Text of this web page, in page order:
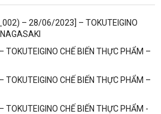
– 28/06/2023] – TOKUTEIGINO
CHẾ BIẾN THỰC PHẨM –
CHẾ BIẾN THỰC PHẨM –
CHẾ BIẾN THỰC PHẨM -